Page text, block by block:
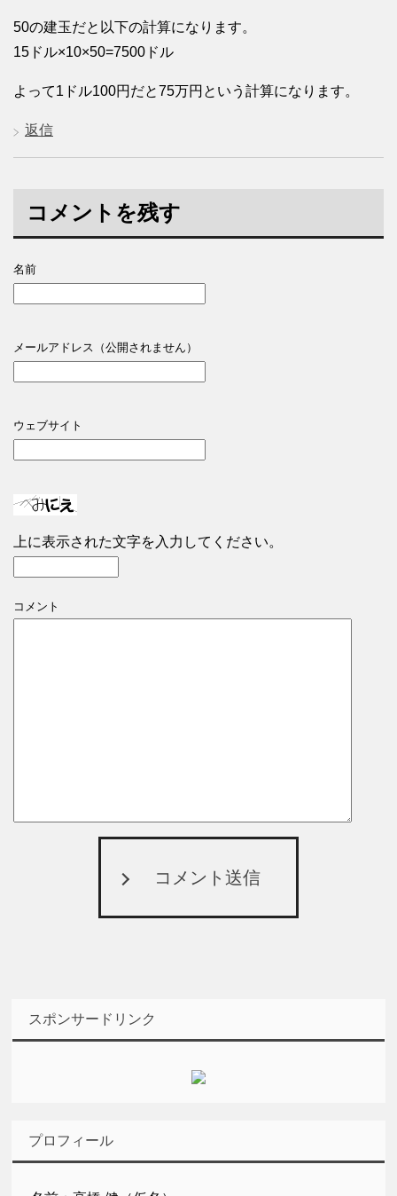
50の建玉だと以下の計算になります。
15ドル×10×50=7500ドル
よって1ドル100円だと75万円という計算になります。
返信
コメントを残す
名前
メールアドレス（公開されません）
ウェブサイト
上に表示された文字を入力してください。
コメント
コメント送信
スポンサードリンク
プロフィール